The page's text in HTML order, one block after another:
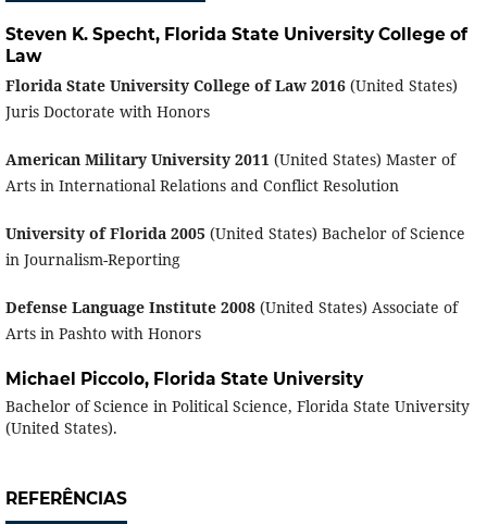
Steven K. Specht, Florida State University College of
Law
Florida State University College of Law 2016 (United States)
Juris Doctorate with Honors
American Military University 2011 (United States) Master of
Arts in International Relations and Conflict Resolution
University of Florida 2005 (United States) Bachelor of Science
in Journalism-Reporting
Defense Language Institute 2008 (United States) Associate of
Arts in Pashto with Honors
Michael Piccolo, Florida State University
Bachelor of Science in Political Science, Florida State University
(United States).
REFERÊNCIAS